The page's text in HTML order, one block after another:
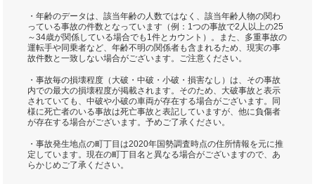
・年齢のデータは、該当年齢の人数ではなく、該当年齢人物の関わ
っている事故の件数となっています（例：1つの事故で2人以上の25
～34歳が関係している場合でも1件とカウント）。また、多重事故の
運転手や同乗者など、年齢不明の関係者も含まれるため、現実の事
故件数と一致しない場合がございます。ご注意ください。
・事故毎の損壊程度（大破・中破・小破・損害なし）は、その事故
内での最大の損壊程度が掲載されます。そのため、大破事故と表示
されていても、中破や小破の車両が存在する場合がございます。同
様に死亡者のいる事故は死亡事故と表記していますが、他に負傷者
が存在する場合がございます。予めご了承ください。
・事故発生地点の町丁目は2020年国勢調査時点の住所情報を元に推
定しています。現在の町丁目名と異なる場合がございますので、あ
らかじめご了承ください。